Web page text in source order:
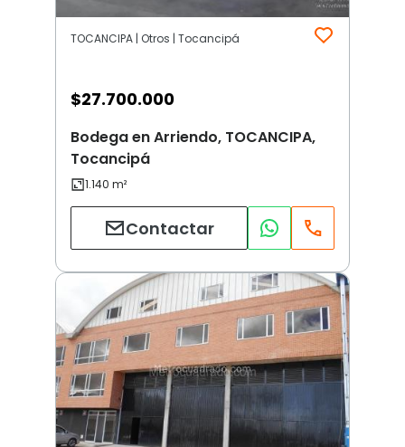
TOCANCIPA | Otros | Tocancipá
$27.700.000
Bodega en Arriendo, TOCANCIPA,
Tocancipá
Contactar